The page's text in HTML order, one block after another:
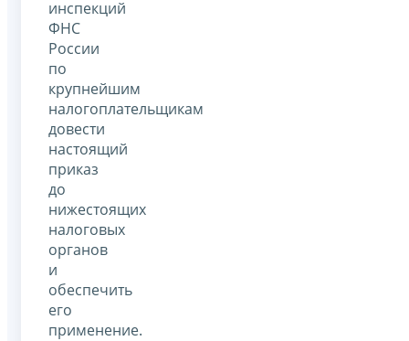
инспекций
ФНС
России
по
крупнейшим
налогоплательщикам
довести
настоящий
приказ
до
нижестоящих
налоговых
органов
и
обеспечить
его
применение.